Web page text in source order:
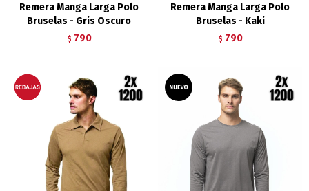
Remera Manga Larga Polo
Bruselas - Gris Oscuro
$ 790
Remera Manga Larga Polo
Bruselas - Kaki
$ 790